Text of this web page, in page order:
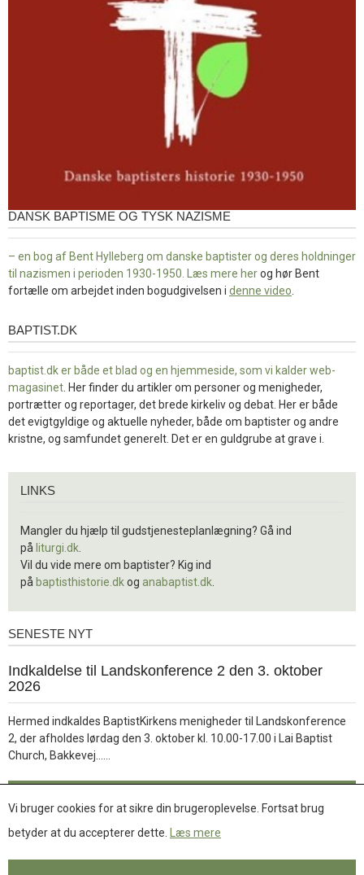
DANSK BAPTISME OG TYSK NAZISME
– en bog af Bent Hylleberg om danske baptister og deres holdninger
til nazismen i perioden 1930-1950. Læs mere herog hør Bent
fortælle om arbejdet inden bogudgivelsen i denne video
baptist.dk
BAPTIST.DK
baptist.dk er både et blad og en hjemmeside, som vi kalder web-
magasinet . Her finder du artikler om personer og menigheder,
portrætter og reportager, det brede kirkeliv og debat. Her er både
det evigtgyldige og aktuelle nyheder, både om baptister og andre
kristne, og samfundet generelt. Det er en guldgrube at grave i.
LINKS
Mangler du hjælp til gudstjenesteplanlægning? Gå ind
på liturgi.dk
Vil du vide mere om baptister? Kig ind
på baptisthistorie.dkog anabaptist.dk
Seneste
SENESTE NYT
1.
jul.
Indkaldelse til Landskonference 2 den 3. oktober
2026
Hermed indkaldes BaptistKirkens menigheder til Landskonference
2, der afholdes lørdag den 3. oktober kl. 10.00-17.00 i Lai Baptist
Church, Bakkevej……
Læs mere
Vi bruger cookies for at sikre din brugeroplevelse. Fortsat brug
betyder at du accepterer dette.
Læs mere